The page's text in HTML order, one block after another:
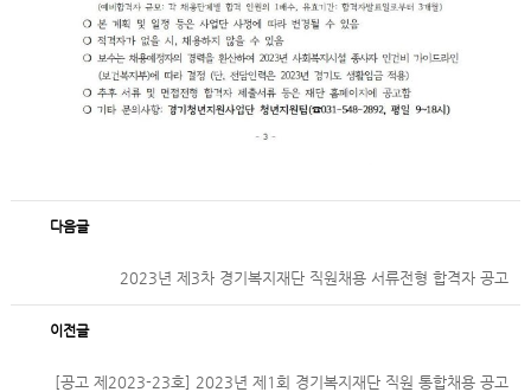
다음글
2023년 제3차 경기복지재단 직원채용 서류전형 합격자 공고
이전글
[공고 제2023-23호] 2023년 제1회 경기복지재단 직원 통합채용 공고